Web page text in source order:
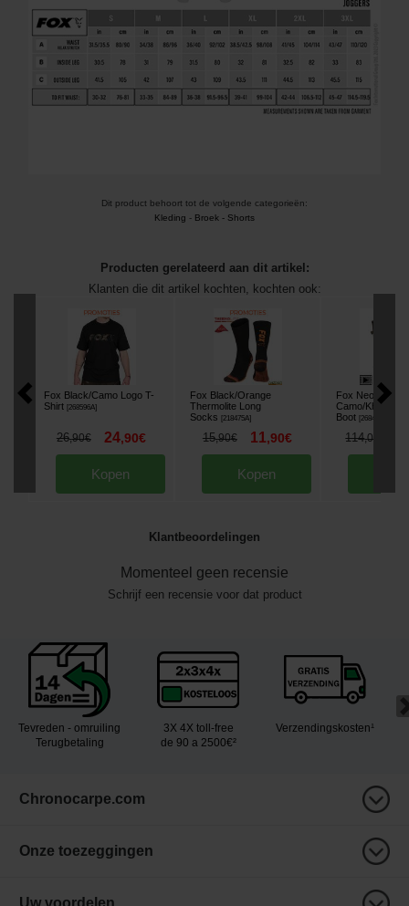
Dit product behoort tot de volgende categorieën:
Kleding - Broek - Shorts
Producten gerelateerd aan dit artikel:
Klanten die dit artikel kochten, kochten ook:
Fox Black/Camo Logo T-
Shirt
268596A]
26,90€ 24,90€
Kopen
Fox Black/Orange
Thermolite Long
Socks
218475A]
15,90€ 11,90€
Kopen
Fox Neoprene
Camo/Khaki
Boot
268475A
114,00
Klantbeoordelingen
Momenteel geen recensie
Schrijf een recensie voor dat product
Tevreden - omruiling
Terugbetaling
3X 4X toll-free
de 90 a 2500€²
Verzendingskosten¹
Chronocarpe.com
Onze toezeggingen
Uw voordelen